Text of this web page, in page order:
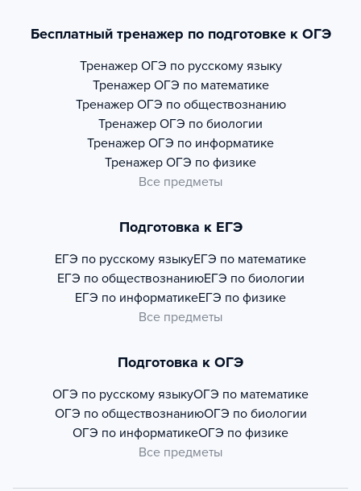
Бесплатный тренажер по подготовке к ОГЭ
Тренажер ОГЭ по русскому языку
Тренажер ОГЭ по математике
Тренажер ОГЭ по обществознанию
Тренажер ОГЭ по биологии
Тренажер ОГЭ по информатике
Тренажер ОГЭ по физике
Все предметы
Подготовка к ЕГЭ
ЕГЭ по русскому языкуЕГЭ по математике
ЕГЭ по обществознаниюЕГЭ по биологии
ЕГЭ по информатикеЕГЭ по физике
Все предметы
Подготовка к ОГЭ
ОГЭ по русскому языкуОГЭ по математике
ОГЭ по обществознаниюОГЭ по биологии
ОГЭ по информатикеОГЭ по физике
Все предметы